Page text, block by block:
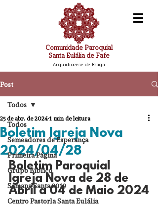
Comunidade Paroquial
Santa Eulália de Fafe
Arquidiocese de Braga
Post
Todos
Semeadores de Esperança
Primeira Página
Grupo Bíblico
Semana Santa 2019
Centro Pastorla Santa Eulália
Todos
Boletim Igreja Nova
2024/04/28
25 de abr. de 2024 1 min de leitura
Boletim Paroquial
Igreja Nova de 28 de
Abril a 04 de Maio 2024